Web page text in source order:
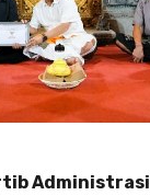
Administrasi